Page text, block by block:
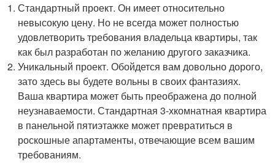
Стандартный проект. Он имеет относительно
невысокую цену. Но не всегда может полностью
удовлетворить требования владельца квартиры, так
как был разработан по желанию другого заказчика.
Уникальный проект. Обойдется вам довольно дорого,
зато здесь вы будете вольны в своих фантазиях.
Ваша квартира может быть преображена до полной
неузнаваемости. Стандартная 3-хкомнатная квартира
в панельной пятиэтажке может превратиться в
роскошные апартаменты, отвечающие всем вашим
требованиям.